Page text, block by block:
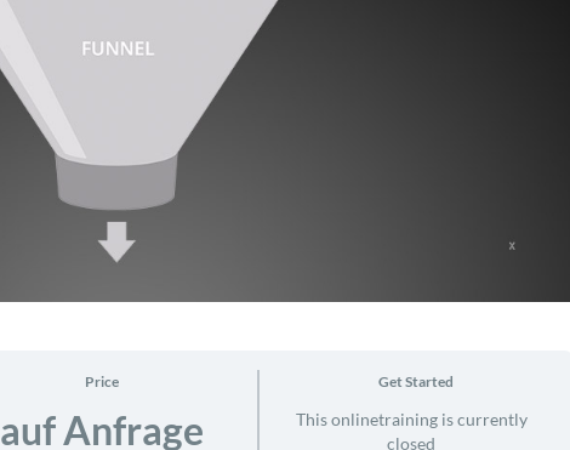
Price
auf Anfrage
Get Started
This onlinetraining is currently
closed